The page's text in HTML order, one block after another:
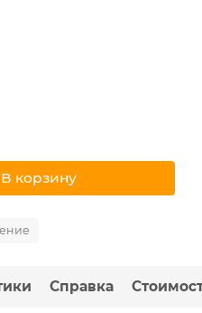
В корзину
Справка